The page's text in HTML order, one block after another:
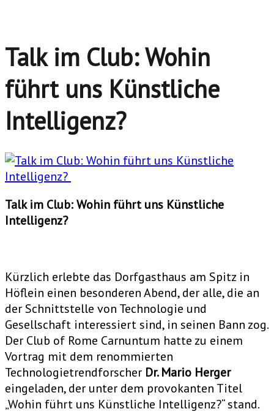
Talk im Club: Wohin
führt uns Künstliche
Intelligenz?
Talk im Club: Wohin führt uns Künstliche
Intelligenz?
Kürzlich erlebte das Dorfgasthaus am Spitz in
Höflein einen besonderen Abend, der alle, die an
der Schnittstelle von Technologie und
Gesellschaft interessiert sind, in seinen Bann zog.
Der Club of Rome Carnuntum hatte zu einem
Vortrag mit dem renommierten
Technologietrendforscher Dr. Mario Herger
eingeladen, der unter dem provokanten Titel
„Wohin führt uns Künstliche Intelligenz?“ stand.